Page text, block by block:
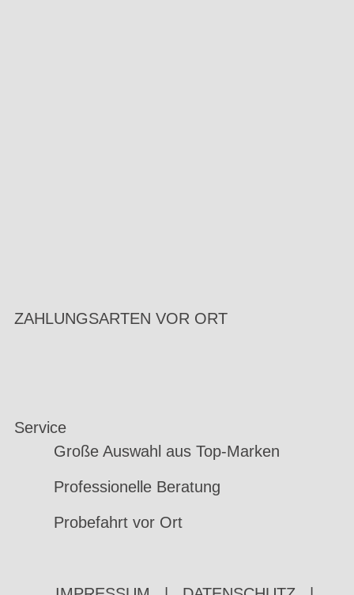
ZAHLUNGSARTEN VOR ORT
Service
Große Auswahl aus Top-Marken
Professionelle Beratung
Probefahrt vor Ort